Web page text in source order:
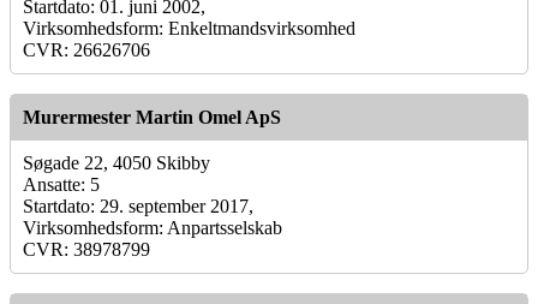
Startdato: 01. juni 2002,
Virksomhedsform: Enkeltmandsvirksomhed
CVR: 26626706
Murermester Martin Omel ApS
Søgade 22, 4050 Skibby
Ansatte: 5
Startdato: 29. september 2017,
Virksomhedsform: Anpartsselskab
CVR: 38978799